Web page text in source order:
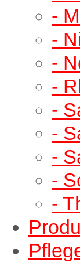
-
-
-
-
-
-
-
-
-